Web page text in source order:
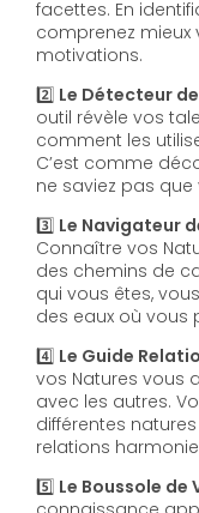
facettes. En
comprenez
motivations.
2️⃣ Le Détecteur
outil révèle vos
comment les
C’est comme
ne saviez pas que
3️⃣ Le Navigateur
Connaître vos
des chemins de
qui vous êtes,
des eaux où vous
4️⃣ Le Guide
vos Natures vous
avec les autres.
différentes
relations
5️⃣ Le Boussole de